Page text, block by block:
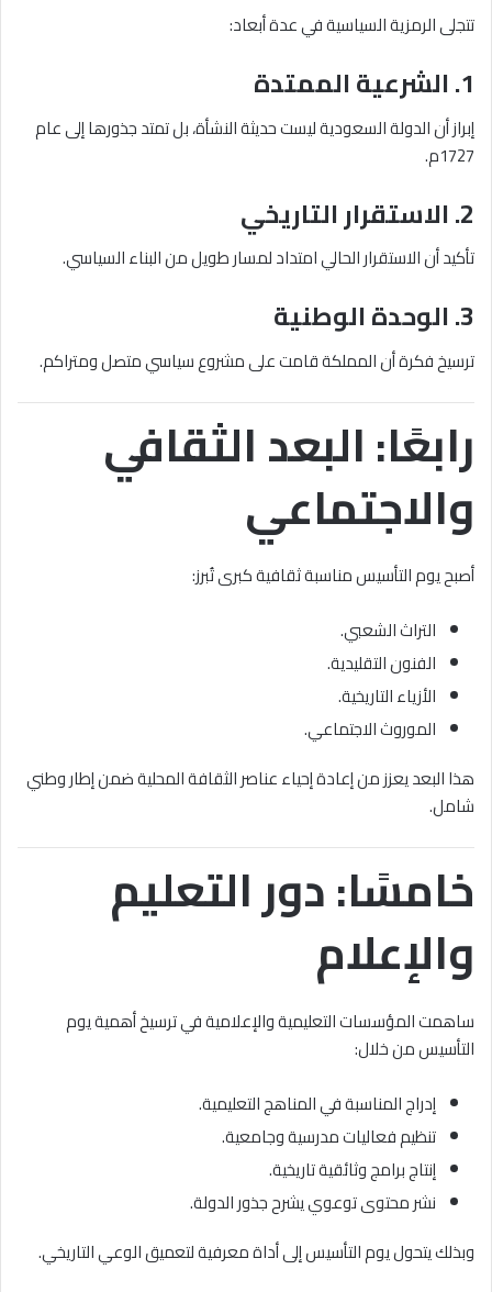
تتجلى الرمزية السياسية في عدة أبعاد:
1. الشرعية الممتدة
إبراز أن الدولة السعودية ليست حديثة النشأة، بل تمتد جذورها إلى عام
1727م.
2. الاستقرار التاريخي
تأكيد أن الاستقرار الحالي امتداد لمسار طويل من البناء السياسي.
3. الوحدة الوطنية
ترسيخ فكرة أن المملكة قامت على مشروع سياسي متصل ومتراكم.
رابعًا: البعد الثقافي
والاجتماعي
أصبح يوم التأسيس مناسبة ثقافية كبرى تُبرز:
التراث الشعبي.
الفنون التقليدية.
الأزياء التاريخية.
الموروث الاجتماعي.
هذا البعد يعزز من إعادة إحياء عناصر الثقافة المحلية ضمن إطار وطني
شامل.
خامسًا: دور التعليم
والإعلام
ساهمت المؤسسات التعليمية والإعلامية في ترسيخ أهمية يوم
التأسيس من خلال:
إدراج المناسبة في المناهج التعليمية.
تنظيم فعاليات مدرسية وجامعية.
إنتاج برامج وثائقية تاريخية.
نشر محتوى توعوي يشرح جذور الدولة.
وبذلك يتحول يوم التأسيس إلى أداة معرفية لتعميق الوعي التاريخي.